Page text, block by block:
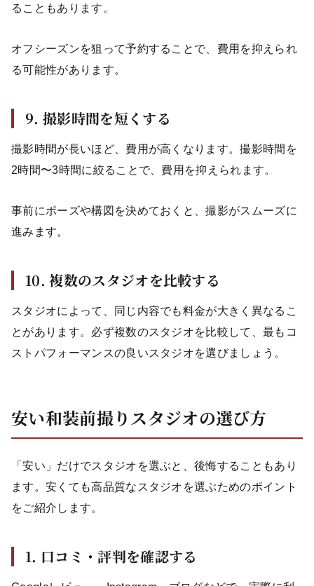
ることもあります。
オフシーズンを狙って予約することで、費用を抑えられ
る可能性があります。
9. 撮影時間を短くする
撮影時間が長いほど、費用が高くなります。撮影時間を
2時間〜3時間に絞ることで、費用を抑えられます。
事前にポーズや構図を決めておくと、撮影がスムーズに
進みます。
10. 複数のスタジオを比較する
スタジオによって、同じ内容でも料金が大きく異なるこ
とがあります。必ず複数のスタジオを比較して、最もコ
ストパフォーマンスの良いスタジオを選びましょう。
安い和装前撮りスタジオの選び方
「安い」だけでスタジオを選ぶと、後悔することもあり
ます。安くても高品質なスタジオを選ぶためのポイント
をご紹介します。
1. 口コミ・評判を確認する